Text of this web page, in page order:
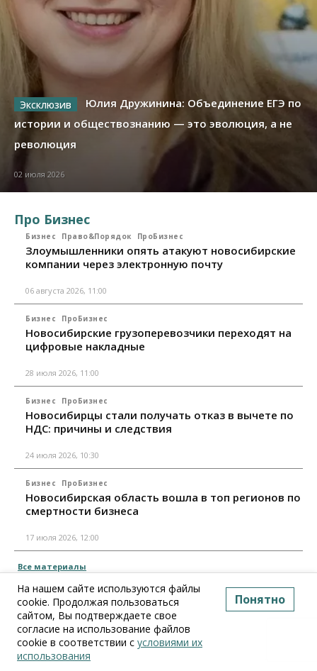
Юлия Дружинина: Объединение ЕГЭ по
истории и обществознанию — это эволюция, а не
революция
02 июля 2026
Про Бизнес
Бизнес Право&Порядок ПроБизнес
Злоумышленники опять атакуют новосибирские
компании через электронную почту
06 августа 2026, 11:00
Бизнес ПроБизнес
Новосибирские грузоперевозчики переходят на
цифровые накладные
28 июля 2026, 11:00
Бизнес ПроБизнес
Новосибирцы стали получать отказ в вычете по
НДС: причины и следствия
24 июля 2026, 10:30
Бизнес ПроБизнес
Новосибирская область вошла в топ регионов по
смертности бизнеса
17 июля 2026, 12:00
Все материалы
На нашем сайте используются файлы
cookie. Продолжая пользоваться
сайтом, Вы подтверждаете свое
согласие на использование файлов
cookie в соответствии с условиями их
использования
Понятно